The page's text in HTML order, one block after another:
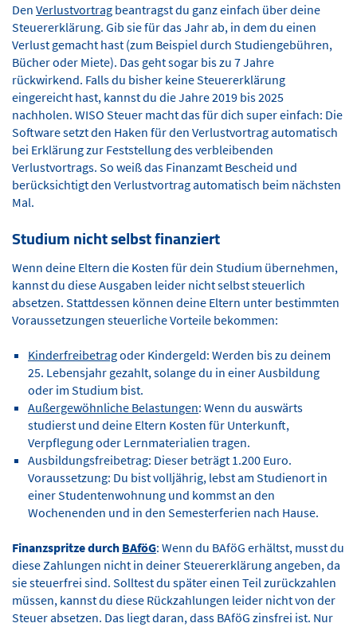
Den Verlustvortrag beantragst du ganz einfach über deine
Steuererklärung. Gib sie für das Jahr ab, in dem du einen
Verlust gemacht hast (zum Beispiel durch Studiengebühren,
Bücher oder Miete). Das geht sogar bis zu 7 Jahre
rückwirkend. Falls du bisher keine Steuererklärung
eingereicht hast, kannst du die Jahre 2019 bis 2025
nachholen. WISO Steuer macht das für dich super einfach: Die
Software setzt den Haken für den Verlustvortrag automatisch
bei Erklärung zur Feststellung des verbleibenden
Verlustvortrags. So weiß das Finanzamt Bescheid und
berücksichtigt den Verlustvortrag automatisch beim nächsten
Mal.
Studium nicht selbst finanziert
Wenn deine Eltern die Kosten für dein Studium übernehmen,
kannst du diese Ausgaben leider nicht selbst steuerlich
absetzen. Stattdessen können deine Eltern unter bestimmten
Voraussetzungen steuerliche Vorteile bekommen:
Kinderfreibetragoder Kindergeld: Werden bis zu deinem
25. Lebensjahr gezahlt, solange du in einer Ausbildung
oder im Studium bist.
Außergewöhnliche Belastungen: Wenn du auswärts
studierst und deine Eltern Kosten für Unterkunft,
Verpflegung oder Lernmaterialien tragen.
Ausbildungsfreibetrag: Dieser beträgt 1.200 Euro.
Voraussetzung: Du bist volljährig, lebst am Studienort in
einer Studentenwohnung und kommst an den
Wochenenden und in den Semesterferien nach Hause.
Finanzspritze durch BAföG: Wenn du BAföG erhältst, musst du
diese Zahlungen nicht in deiner Steuererklärung angeben, da
sie steuerfrei sind. Solltest du später einen Teil zurückzahlen
müssen, kannst du diese Rückzahlungen leider nicht von der
Steuer absetzen. Das liegt daran, dass BAföG zinsfrei ist. Nur